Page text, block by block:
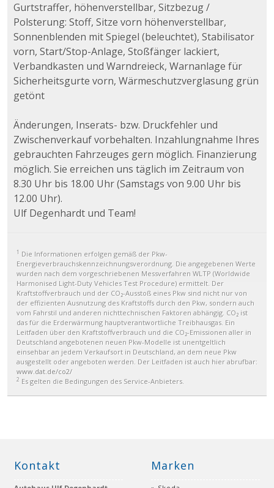
Gurtstraffer, höhenverstellbar, Sitzbezug /
Polsterung: Stoff, Sitze vorn höhenverstellbar,
Sonnenblenden mit Spiegel (beleuchtet), Stabilisator
vorn, Start/Stop-Anlage, Stoßfänger lackiert,
Verbandkasten und Warndreieck, Warnanlage für
Sicherheitsgurte vorn, Wärmeschutzverglasung grün
getönt
Änderungen, Inserats- bzw. Druckfehler und
Zwischenverkauf vorbehalten. Inzahlungnahme Ihres
gebrauchten Fahrzeuges gern möglich. Finanzierung
möglich. Sie erreichen uns täglich im Zeitraum von
8.30 Uhr bis 18.00 Uhr (Samstags von 9.00 Uhr bis
12.00 Uhr).
Ulf Degenhardt und Team!
1 Die Informationen erfolgen gemäß der Pkw-
Energieverbrauchskennzeichnungsverordnung. Die angegebenen Werte
wurden nach dem vorgeschriebenen Messverfahren WLTP (Worldwide
Harmonised Light-Duty Vehicles Test Procedure) ermittelt. Der
Kraftstoffverbrauch und der CO₂-Ausstoß eines Pkw sind nicht nur von
der effizienten Ausnutzung des Kraftstoffs durch den Pkw, sondern auch
vom Fahrstil und anderen nichttechnischen Faktoren abhängig. CO₂ ist
das für die Erderwärmung hauptverantwortliche Treibhausgas. Ein
Leitfaden über den Kraftstoffverbrauch und die CO₂-Emissionen aller in
Deutschland angebotenen neuen Pkw-Modelle ist unentgeltlich
einsehbar an jedem Verkaufsort in Deutschland, an dem neue Pkw
ausgestellt oder angeboten werden. Der Leitfaden ist auch hier abrufbar:
www.dat.de/co2/
2 Es gelten die Bedingungen des Service-Anbieters.
Kontakt Marken